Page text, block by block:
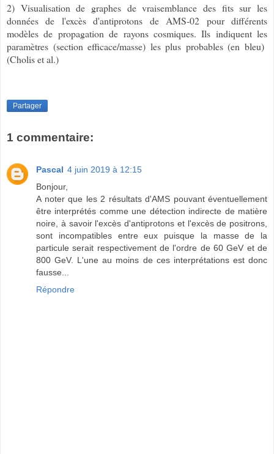
2) Visualisation de graphes de vraisemblance des fits sur les
données de l'excès d'antiprotons de AMS-02 pour différents
modèles de propagation de rayons cosmiques. Ils indiquent les
paramètres (section efficace/masse) les plus probables (en bleu)
(Cholis et al.)
Partager
1 commentaire:
Pascal 4 juin 2019 à 12:15
Bonjour,
A noter que les 2 résultats d'AMS pouvant éventuellement
être interprétés comme une détection indirecte de matière
noire, à savoir l'excès d'antiprotons et l'excès de positrons,
sont incompatibles entre eux puisque la masse de la
particule serait respectivement de l'ordre de 60 GeV et de
800 GeV. L'une au moins de ces interprétations est donc
fausse...
Répondre